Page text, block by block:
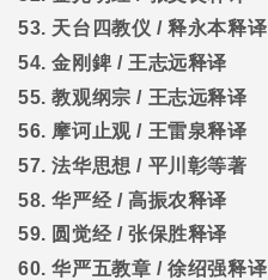
53. 天台四教仪 /释永本释译
54.金刚錍 / 王志远释译
55.教观纲宗 / 王志远释译
56. 摩诃止观/ 王雷泉释译
57.法华思想 / 平川彰等著
58.华严经/高振农释译
59. 圆觉经/张保胜释译
60.华严五教章 /徐绍强释译